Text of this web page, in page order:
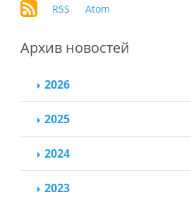
RSS Atom
Архив новостей
2026
2025
2024
2023